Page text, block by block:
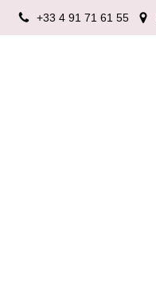
+33 4 91 71 61 55